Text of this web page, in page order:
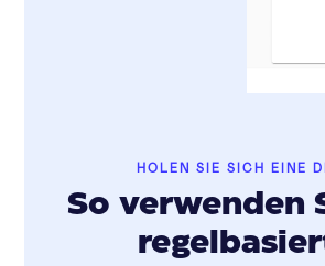
HOLEN SIE SICH EINE
So verwenden